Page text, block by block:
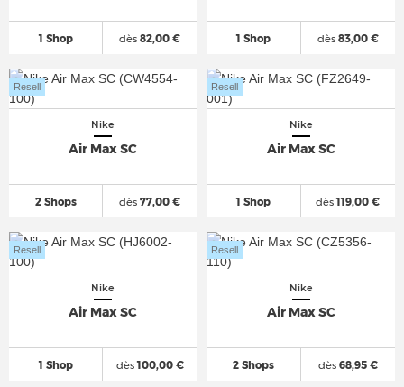
1 Shop dès 82,00 € 1 Shop dès83,00 €
Nike
Air Max SC
2 Shops
Resell
dès 77,00 €
Nike
Air Max SC
1 Shop
Resell
dès119,00 €
Nike
Air Max SC
1 Shop
Resell
dès100,00 €
Nike
Air Max SC
2 Shops
Resell
dès68,95 €